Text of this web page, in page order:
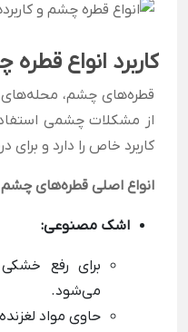
کاربرد انواع
قطره‌های چشم، محله‌های
از مشکلات چشمی
کاربرد خاص را دارد و
انواع اصلی قطره‌های چشم
اشک مصنوعی:
برای رفع
می‌شود.
حاوی مواد